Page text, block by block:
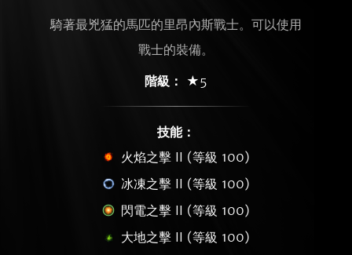
騎著最兇猛的馬匹的里昂內斯戰士。可以使用
戰士的裝備。
階級：
★5
技能：
火焰之擊 II (等級 100)
冰凍之擊 II (等級 100)
閃電之擊 II (等級 100)
大地之擊 II (等級 100)